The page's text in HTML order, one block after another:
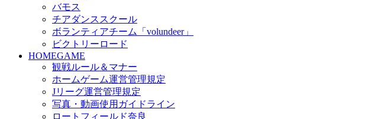
奈良クラブ明治安田Ｊ3リーグ 2026/27シーズン「鹿パス」
観戦ルール＆マナー
FANCOMMUNITY
2026/27ファンコミュニティ
サポートショップ
GOODS
オフィシャルストア（実店舗）
オンラインストア
ACADEMY
アカデミーについて
バモス
チアダンススクール
ボランティアチーム「volundeer」
ビクトリーロード
HOMEGAME
観戦ルール＆マナー
ホームゲーム運営管理規定
Jリーグ運営管理規定
写真・動画使用ガイドライン
ロートフィールド奈良